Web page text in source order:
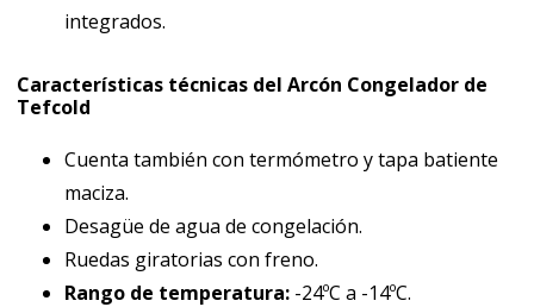
integrados.
Características técnicas del Arcón Congelador de
Tefcold
Cuenta también con termómetro y tapa batiente
maciza.
Desagüe de agua de congelación.
Ruedas giratorias con freno.
Rango de temperatura: -24ºC a -14ºC.